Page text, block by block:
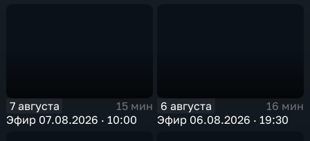
7 августа
15 мин
Эфир 07.08.2026 · 10:00
6 августа
16 мин
Эфир 06.08.2026 · 19:30